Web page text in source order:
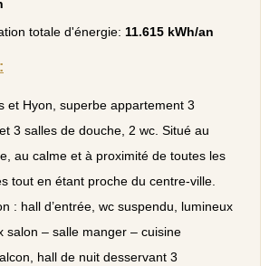
totale d'énergie: 11.615 kWh/an
et Hyon, superbe appartement 3
3 salles de douche, 2 wc. Situé au
au calme et à proximité de toutes les
tout en étant proche du centre-ville.
: hall d’entrée, wc suspendu, lumineux
salon – salle manger – cuisine
hall de nuit desservant 3